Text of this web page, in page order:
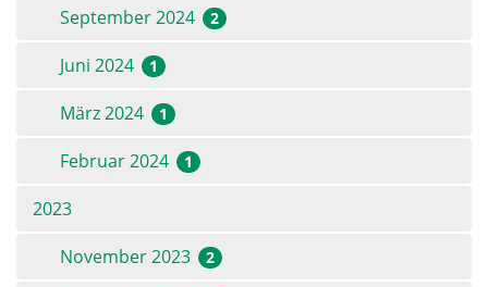
September 2024
2
Juni 2024 1
März 2024 1
Februar 2024 1
2023
November 2023
2